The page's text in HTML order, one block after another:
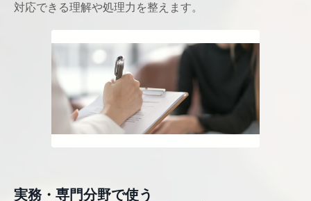
対応できる理解や処理力を整えます。
実務・専門分野で使う